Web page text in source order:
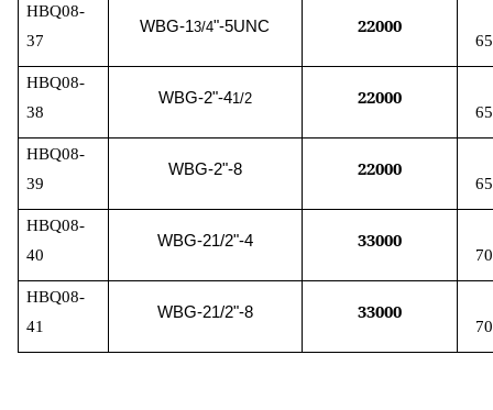
HBQ08-
37
WBG-13/4"-5UNC 22000
HBQ08-
38
WBG-2"-41/2 22000
HBQ08-
39
WBG-2"-8 22000
HBQ08-
40
WBG-21/2"-4 33000
HBQ08-
41
WBG-21/2"-8 33000